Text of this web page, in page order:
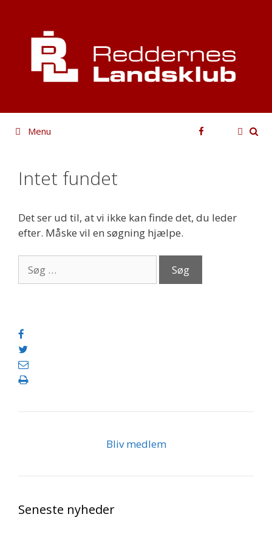
indhold
Facebook
Menu
Intet fundet
Det ser ud til, at vi ikke kan finde det, du leder
efter. Måske vil en søgning hjælpe.
efter:
Bliv medlem
Seneste nyheder